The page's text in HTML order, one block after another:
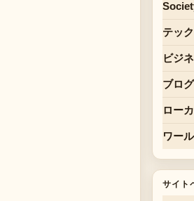
テック
ビジ
ブログ
ロー
ワー
サイト